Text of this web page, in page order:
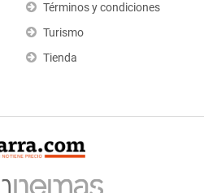
Términos y condiciones
Turismo
Tienda